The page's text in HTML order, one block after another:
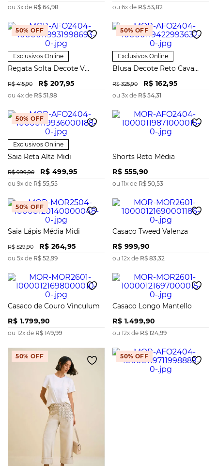
ou 3x de R$ 64,98 ou 6x de R$ 53,82
50% OFF
Exclusivos Online
Regata Solta Decote V
R$ 415,90 R$ 207,95
ou 4x de R$ 51,98
50% OFF
Exclusivos Online
Blusa Decote Reto Cava
R$ 325,90 R$ 162,95
ou 3x de R$ 54,31
50% OFF
Exclusivos Online
Saia Reta Alta Midi
R$ 999,90 R$ 499,95
ou 9x de R$ 55,55
Shorts Reto Média
R$ 555,90
ou 11x de R$ 50,53
50% OFF
Saia Lápis Média Midi
R$ 529,90 R$ 264,95
ou 5x de R$ 52,99
Casaco Tweed Valenza
R$ 999,90
ou 12x de R$ 83,32
Casaco de Couro Vinculum
R$ 1.799,90
ou 12x de R$ 149,99
Casaco Longo Mantello
R$ 1.499,90
ou 12x de R$ 124,99
50% OFF 50% OFF